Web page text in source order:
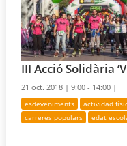
III Acció Solidària
21 oct. 2018 |9:00 - 14:00 |
esdeveniments actividad
carreres populars
edat